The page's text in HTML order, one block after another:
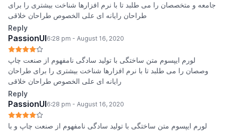
جامعه و متخصصان را می طلبد تا با نرم افزارها شناخت بیشتری را برای
طراحان رایانه ای علی الخصوص طراحان خلاقی
Reply
PassionUI6:28 pm - August 16, 2020
لورم ایپسوم متن ساختگی با تولید سادگی نامفهوم از صنعت چاپ
وصصان را می طلبد تا با نرم افزارها شناخت بیشتری را برای طراحان
رایانه ای علی الخصوص طراحان خلاقی
Reply
PassionUI6:28 pm - August 16, 2020
لورم ایپسوم متن ساختگی با تولید سادگی نامفهوم از صنعت چاپ و با